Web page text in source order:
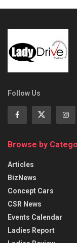
Follow Us
Browse by
Articles
BizNews
Concept Cars
CSR News
Events Calendar
Ladies Report